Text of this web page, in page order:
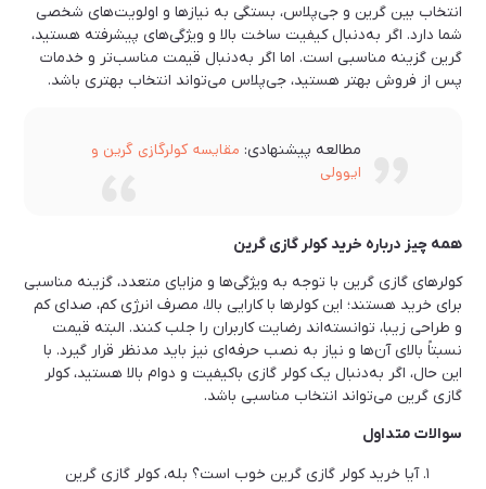
انتخاب بین گرین و جی‌پلاس، بستگی به نیازها و اولویت‌های شخصی
شما دارد. اگر به‌دنبال کیفیت ساخت بالا و ویژگی‌های پیشرفته هستید،
گرین گزینه مناسبی است. اما اگر به‌دنبال قیمت مناسب‌تر و خدمات
پس از فروش بهتر هستید، جی‌پلاس می‌تواند انتخاب بهتری باشد.
مطالعه پیشنهادی: مقایسه کولرگازی گرین و
ایوولی
همه چیز درباره خرید کولر گازی گرین
کولرهای گازی گرین با توجه به ویژگی‌ها و مزایای متعدد، گزینه مناسبی
برای خرید هستند؛ این کولرها با کارایی بالا، مصرف انرژی کم، صدای کم
و طراحی زیبا، توانسته‌اند رضایت کاربران را جلب کنند. البته قیمت
نسبتاً بالای آن‌ها و نیاز به نصب حرفه‌ای نیز باید مدنظر قرار گیرد. با
این حال، اگر به‌دنبال یک کولر گازی باکیفیت و دوام بالا هستید، کولر
گازی گرین می‌تواند انتخاب مناسبی باشد.
سوالات متداول
آیا خرید کولر گازی گرین خوب است؟ بله، کولر گازی گرین